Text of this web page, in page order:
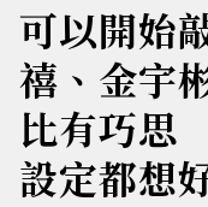
可以開始
禧、金宇
比有巧思
設定都想